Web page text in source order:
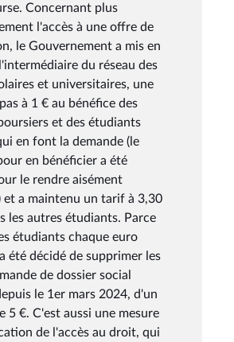
Concernant plus
l'accès à une offre de
le Gouvernement a mis en
du réseau des
et universitaires, une
à 1 € au bénéfice des
et des étudiants
en font la demande (le
en bénéficier a été
le rendre aisément
et a maintenu un tarif à 3,30
les autres étudiants. Parce
étudiants chaque euro
été décidé de supprimer les
de dossier social
le 1er mars 2024, d'un
5 €. C'est aussi une mesure
de l'accès au droit, qui